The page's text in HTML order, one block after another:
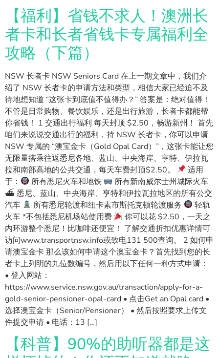
【福利】省钱不求人！澳洲长
者卡和长者省钱卡专属福利全
攻略（下篇）
NSW 长者卡 NSW Seniors Card 在上一期文章中，我们介
绍了 NSW 长者卡的申请方法和类型，相信大家已经迫不及
待地想知道 “这张卡到底值不值得办？” 答案是：绝对值得！
不管是日常购物、餐饮娱乐，还是出行旅游，长者卡都能帮
你省钱！ 1 交通出行福利 每天封顶 $2.50，畅游新州！ 首先
咱们来说说交通出行的福利，持 NSW 长者卡，你可以申请
NSW 专属的 “澳宝金卡（Gold Opal Card）”，这张卡能让您
无限量搭乘往返悉尼各地、蓝山、中央海岸、亨特、伊拉瓦
拉和南部高地的公共交通，每天车费封顶$2.50。
适用
于：
所有悉尼火车和地铁
所有新南威尔士州城际火车
⛴ 悉尼、蓝山、中央海岸、亨特和伊拉瓦拉地区的所有公交
汽车
所有悉尼轮渡和纽卡素市斯托克顿轮渡服务
轻轨
火车 *不包括悉尼机场站使用费
你可以花 $2.50，一天之
内环游整个悉尼！比咖啡还便宜！ 了解交通折扣优惠详情可
访问www.transportnsw.info或致电131 500查询。 2 如何申
请澳宝金卡 那么该如何申请这个澳宝金卡？首先找到您的长
者卡上列明的九位数编号，然后用以下任何一种方式申请：
• 登入网站：
https://www.service.nsw.gov.au/transaction/apply-for-a-
gold-senior-pensioner-opal-card • 点击Get an Opal card •
选择澳宝金卡（Senior/Pensioner） • 然后按照要求上传文
件提交申请 • 电话：13 […]
【科普】90%的助听器都是这